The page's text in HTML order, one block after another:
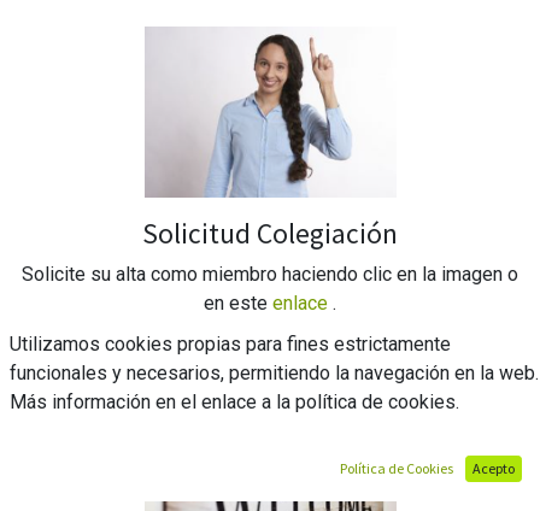
Solicitud Colegiación
Solicite su alta como miembro haciendo clic en la imagen o
en este enlace .
Utilizamos cookies propias para fines estrictamente
funcionales y necesarios, permitiendo la navegación en la web.
Más información en el enlace a la política de cookies.
Política de Cookies Acepto